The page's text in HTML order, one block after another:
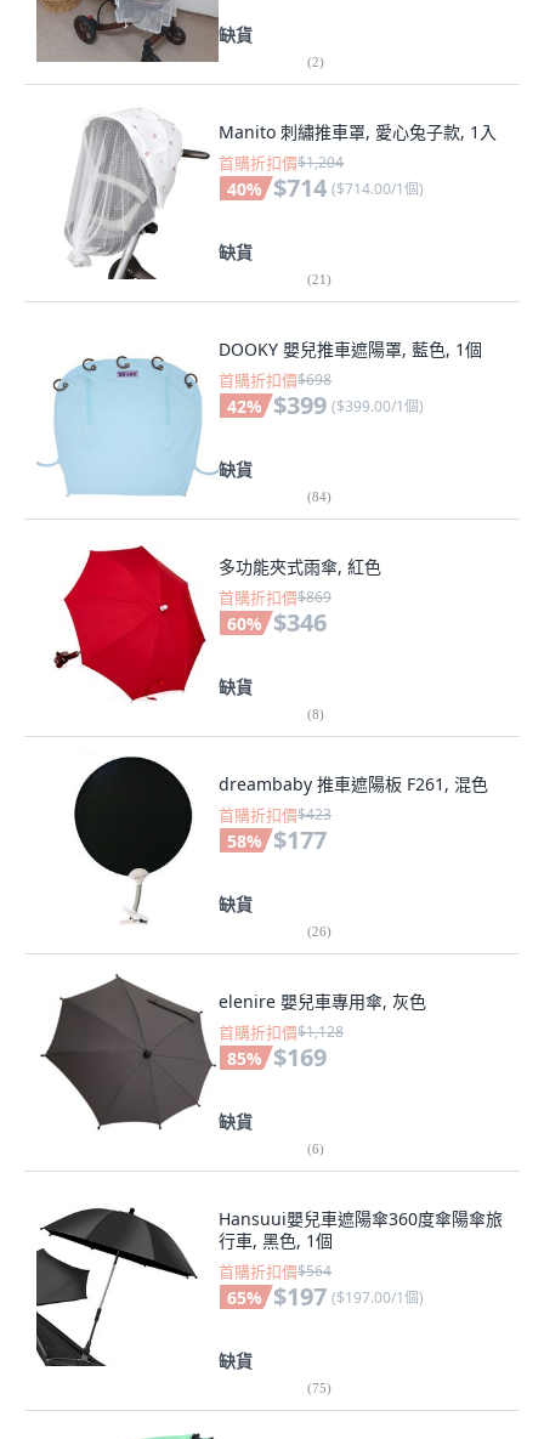
缺貨
(2)
Manito 刺繡推車罩, 愛心兔子款, 1入
首購折扣價$1,204
40% $714 ($714.00/1個)
缺貨
(21)
DOOKY 嬰兒推車遮陽罩, 藍色, 1個
首購折扣價$698
42% $399 ($399.00/1個)
缺貨
(84)
多功能夾式雨傘, 紅色
首購折扣價$869
60% $346
缺貨
(8)
dreambaby 推車遮陽板 F261, 混色
首購折扣價$423
58% $177
缺貨
(26)
elenire 嬰兒車專用傘, 灰色
首購折扣價$1,128
85% $169
缺貨
(6)
Hansuui嬰兒車遮陽傘360度傘陽傘旅
行車, 黑色, 1個
首購折扣價$564
65% $197 ($197.00/1個)
缺貨
(75)